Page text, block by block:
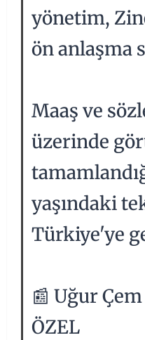
yönetim,
ön anlaşma
Maaş ve
üzerinde
yaşındaki
Türkiye'ye
📰 Uğur
ÖZEL